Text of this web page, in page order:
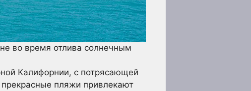
во время отлива солнечным
Калифорнии, с потрясающей
прекрасные пляжи привлекают